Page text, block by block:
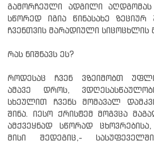
გამორჩეული ადგილი აღდგომას
სწორედ იგია წინასახე ზეციურ
ჩვენთვის მარადიული სიცოცხლის
რას ნიშნავს ეს?
როდესაც ჩვენ ვზეიმობთ
ამავე დროს,
სხეულით ჩვენს მომავალ
შინა. იესო ქრისტემ მოგვცა
ამქვეყნად სწორად ცხოვრებისა,
მისი შედეგიც,-